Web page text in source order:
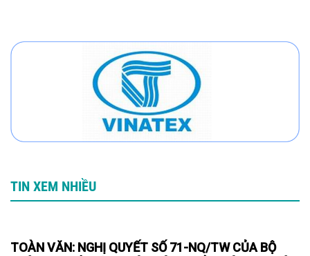
TIN XEM NHIỀU
TOÀN VĂN: NGHỊ QUYẾT SỐ 71-NQ/TW CỦA BỘ